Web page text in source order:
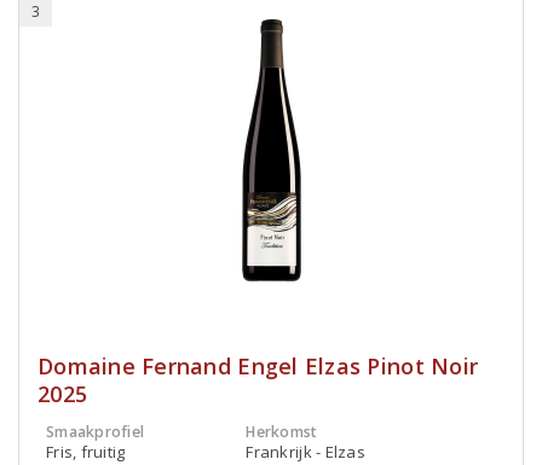
3
Domaine Fernand Engel Elzas Pinot Noir
2025
Smaakprofiel
Fris, fruitig
Herkomst
Frankrijk - Elzas